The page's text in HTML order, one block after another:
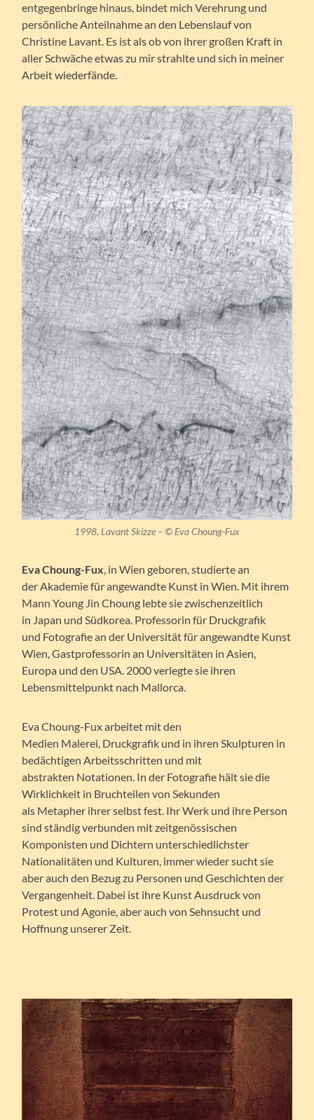
entgegenbringe hinaus, bindet mich Verehrung und
persönliche Anteilnahme an den Lebenslauf von
Christine Lavant. Es ist als ob von ihrer großen Kraft in
aller Schwäche etwas zu mir strahlte und sich in meiner
Arbeit wiederfände.
1998, Lavant Skizze – © Eva Choung-Fux
Eva Choung-Fux, in Wien geboren, studierte an
der Akademie für angewandte Kunst in Wien. Mit ihrem
Mann Young Jin Choung lebte sie zwischenzeitlich
in Japan und Südkorea. Professorin für Druckgrafik
und Fotografie an der Universität für angewandte Kunst
Wien, Gastprofessorin an Universitäten in Asien,
Europa und den USA. 2000 verlegte sie ihren
Lebensmittelpunkt nach Mallorca.
Eva Choung-Fux arbeitet mit den
Medien Malerei, Druckgrafik und in ihren Skulpturen in
bedächtigen Arbeitsschritten und mit
abstrakten Notationen. In der Fotografie hält sie die
Wirklichkeit in Bruchteilen von Sekunden
als Metapher ihrer selbst fest. Ihr Werk und ihre Person
sind ständig verbunden mit zeitgenössischen
Komponisten und Dichtern unterschiedlichster
Nationalitäten und Kulturen, immer wieder sucht sie
aber auch den Bezug zu Personen und Geschichten der
Vergangenheit. Dabei ist ihre Kunst Ausdruck von
Protest und Agonie, aber auch von Sehnsucht und
Hoffnung unserer Zeit.